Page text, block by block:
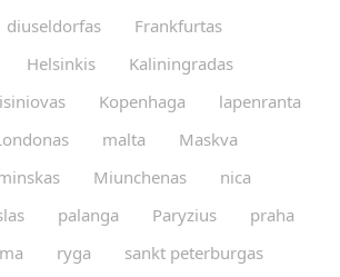
diuseldorfas
Frankfurtas
Helsinkis
Kaliningradas
Kopenhaga
lapenranta
malta
Maskva
Miunchenas
nica
palanga Paryzius
praha
ryga
sankt peterburgas